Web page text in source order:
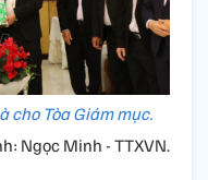
cho Tòa Giám mục.
Ngọc Minh - TTXVN.